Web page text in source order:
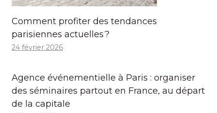
Comment profiter des tendances
parisiennes actuelles ?
24 février 2026
Agence événementielle à Paris : organiser
des séminaires partout en France, au départ
de la capitale